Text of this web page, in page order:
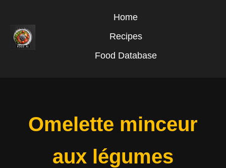
Home
Recipes
Food Database
Omelette minceur
aux légumes